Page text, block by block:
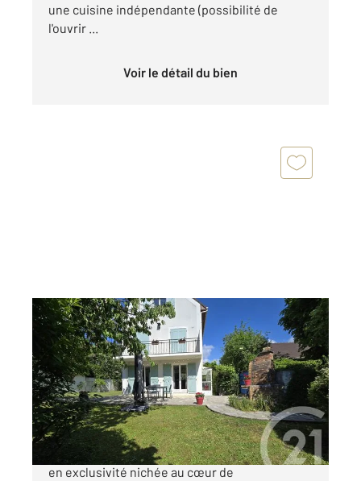
une cuisine indépendante (possibilité de
l'ouvrir ...
Voir le détail du bien
FONTENAY SOUS BOIS 94
134 m2, 6 pièces
Ref : 10078
Maison à vendre
750 000 €
Votre agence Century21 Dalayrac vous propose
en exclusivité nichée au cœur de